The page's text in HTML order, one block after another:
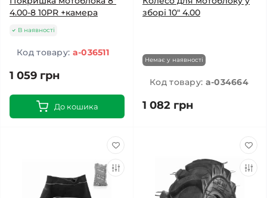
4.00-8 10PR +камера
В наявності
Код товару: a-036511
1 059 грн
До кошика
зборі 10" 4.00
Немає у наявності
Код товару: a-034664
1 082 грн